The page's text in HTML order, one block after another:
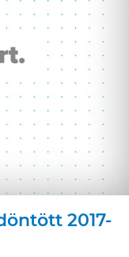
2017-